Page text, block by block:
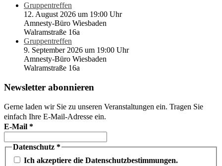
Gruppentreffen
12. August 2026 um 19:00 Uhr
Amnesty-Büro Wiesbaden
Walramstraße 16a
Gruppentreffen
9. September 2026 um 19:00 Uhr
Amnesty-Büro Wiesbaden
Walramstraße 16a
Newsletter abonnieren
Gerne laden wir Sie zu unseren Veranstaltungen ein. Tragen Sie
einfach Ihre E-Mail-Adresse ein.
E-Mail *
Datenschutz *
Ich akzeptiere die Datenschutzbestimmungen.